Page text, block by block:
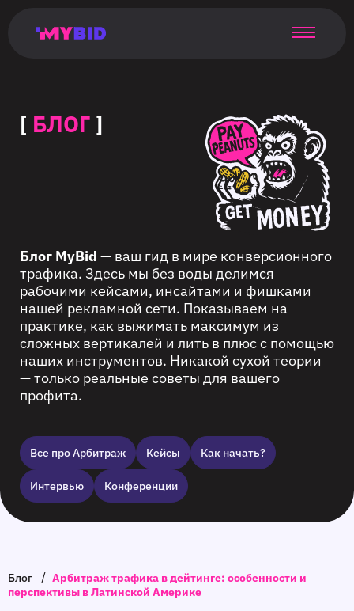
таргетинг
страница
targeting
monetization
[ БЛОГ ]
Блог MyBid — ваш гид в мире конверсионного
трафика. Здесь мы без воды делимся
рабочими кейсами, инсайтами и фишками
нашей рекламной сети. Показываем на
практике, как выжимать максимум из
сложных вертикалей и лить в плюс с помощью
наших инструментов. Никакой сухой теории
— только реальные советы для вашего
профита.
Все про Арбитраж Кейсы Как начать?
Интервью Конференции
Блог / Арбитраж трафика в дейтинге: особенности и
перспективы в Латинской Америке